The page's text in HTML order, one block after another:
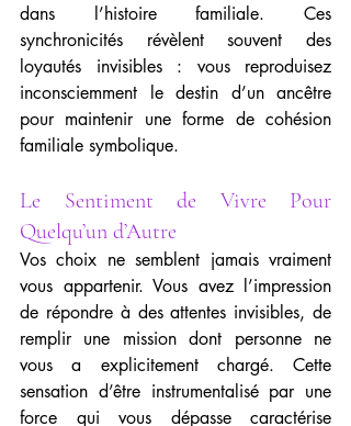
dans l’histoire familiale. Ces
synchronicités révèlent souvent des
loyautés invisibles : vous reproduisez
inconsciemment le destin d’un ancêtre
pour maintenir une forme de cohésion
familiale symbolique.
Le Sentiment de Vivre Pour
Quelqu’un d’Autre
Vos choix ne semblent jamais vraiment
vous appartenir. Vous avez l’impression
de répondre à des attentes invisibles, de
remplir une mission dont personne ne
vous a explicitement chargé. Cette
sensation d’être instrumentalisé par une
force qui vous dépasse caractérise